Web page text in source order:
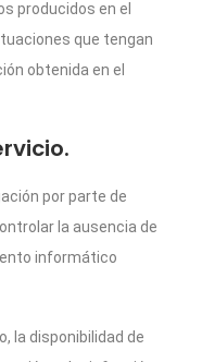
producidos en el
que tengan
obtenida en el
por parte de
la ausencia de
informático
la disponibilidad de